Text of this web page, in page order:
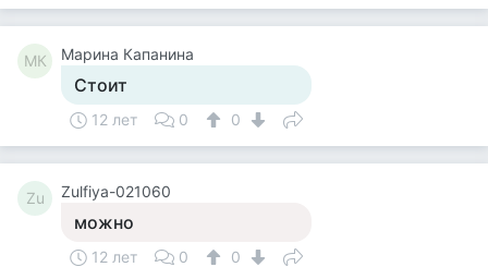
МК Марина Капанина
Стоит
12 лет 0 0
Zu Zulfiya-021060
можно
12 лет 0 0